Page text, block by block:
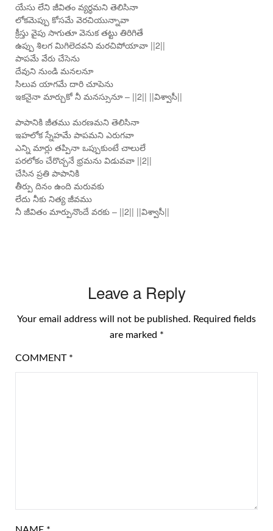
యేసు లేని జీవితం వ్యర్ధమని తెలిసినా
లోకమెప్పు కోసమే వెరచియున్నావా
క్రీస్తు వైపు సాగుతూ వెనుక తట్టు తిరిగితే
ఉప్పు శిలగ మిగిలెదవని మరచిపోయావా ||2||
పాపమే వేరు చేసెను
దేవుని నుండి మనలనూ
సిలువ యాగమే దారి చూపెను
ఇకనైనా మార్చుకో నీ మనస్సునూ – ||2|| ||విశ్వాసీ||
పాపానికి జీతము మరణమని తెలిసినా
ఇహలోక స్నేహమే పాపమని ఎరుగవా
ఎన్ని మార్లు తప్పినా ఒప్పుకుంటే చాలులే
పరలోకం చేరొచ్చనే భ్రమను విడువవా ||2||
చేసిన ప్రతి పాపానికి
తీర్పు దినం ఉంది మరువకు
లేదు నీకు నిత్య జీవము
నీ జీవితం మార్పునొందే వరకు – ||2|| ||విశ్వాసీ||
Leave a Reply
Your email address will not be published. Required fields
are marked *
COMMENT *